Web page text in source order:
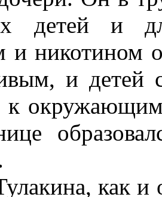
детей и
и никотином
и детей
как